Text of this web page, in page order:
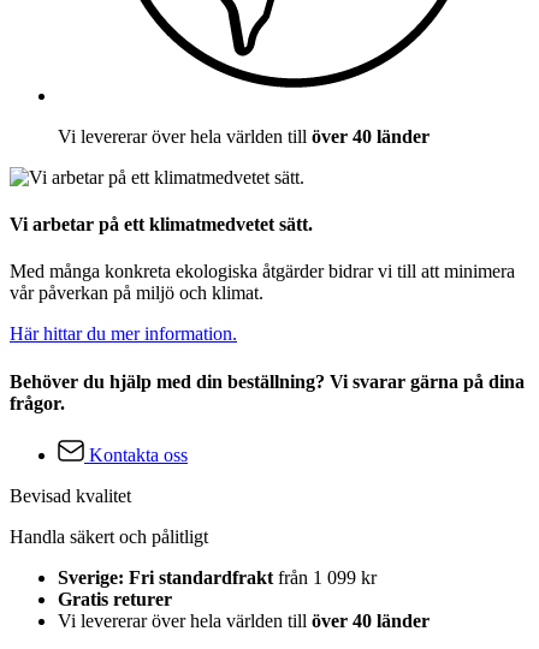
Vi levererar över hela världen till över 40 länder
Vi arbetar på ett klimatmedvetet sätt.
Med många konkreta ekologiska åtgärder bidrar vi till att minimera
vår påverkan på miljö och klimat.
Här hittar du mer information.
Behöver du hjälp med din beställning? Vi svarar gärna på dina
frågor.
Kontakta oss
Bevisad kvalitet
Handla säkert och pålitligt
Sverige: Fri standardfrakt från 1 099 kr
Gratis returer
Vi levererar över hela världen till över 40 länder